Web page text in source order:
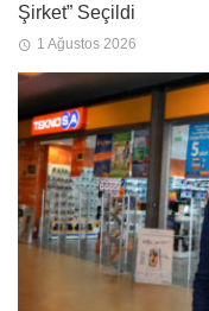
Şirket” Seçildi
1 Ağustos 2026